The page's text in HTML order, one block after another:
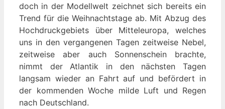
doch in der Modellwelt zeichnet sich bereits ein
Trend für die Weihnachtstage ab. Mit Abzug des
Hochdruckgebiets über Mitteleuropa, welches
uns in den vergangenen Tagen zeitweise Nebel,
zeitweise aber auch Sonnenschein brachte,
nimmt der Atlantik in den nächsten Tagen
langsam wieder an Fahrt auf und befördert in
der kommenden Woche milde Luft und Regen
nach Deutschland.